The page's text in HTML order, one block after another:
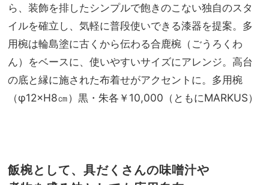
ら、装飾を排したシンプルで飽きのこない独自のスタ
イルを確立し、気軽に普段使いできる漆器を提案。多
用椀は輪島塗に古くから伝わる合鹿椀（ごうろくわ
ん）をベースに、使いやすいサイズにアレンジ。高台
の底と縁に施された布着せがアクセントに。多用椀
（φ12×H8㎝）黒・朱各￥10,000（ともにMARKUS）
飯椀として、具だくさんの味噌汁や